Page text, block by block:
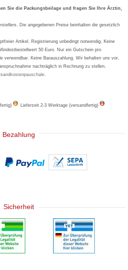
Sie die Packungsbeilage und fragen Sie Ihre Ärztin,
Die angegebenen Preise beinhalten die gesetzlich
Artikel. Registrierung unbedingt notwendig. Keine
50 Euro. Nur ein Gutschein pro
verwendbar. Keine Barauszahlung. Wir behalten uns vor,
nachträglich in Rechnung zu stellen.
Lieferzeit 2-3 Werktage (versandfertig)
Bezahlung
Sicherheit